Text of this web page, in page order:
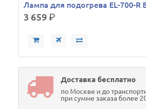
Лампа для подогрева EL-700-R
3 659р.
Доставка бесплатно
по Москве и до
при сумме заказа более